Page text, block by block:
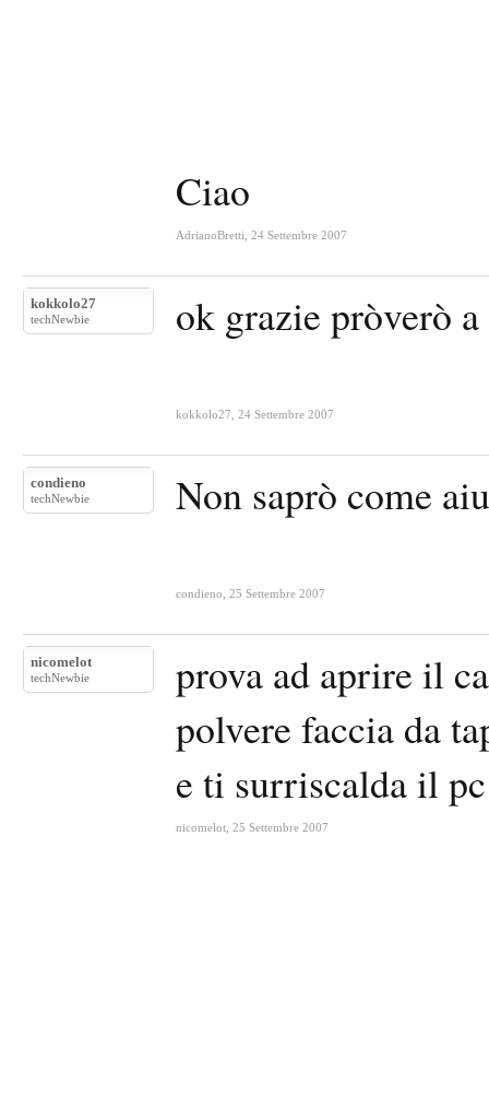
Ciao
AdrianoBretti 24 Settembre 2007
kokkolo27
techNewbie ok grazie pròverò
kokkolo27 24 Settembre 2007
condieno
techNewbie Non saprò come
condieno 25 Settembre 2007
nicomelot
techNewbie
prova ad aprire il
polvere faccia da
e ti surriscalda il
nicomelot 25 Settembre 2007